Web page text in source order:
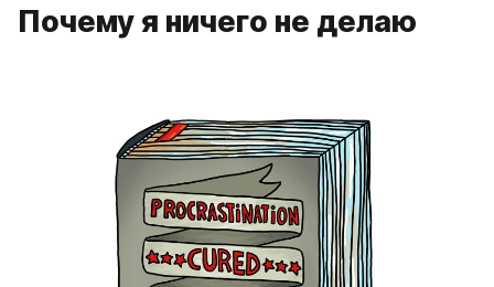
Почему я ничего не делаю